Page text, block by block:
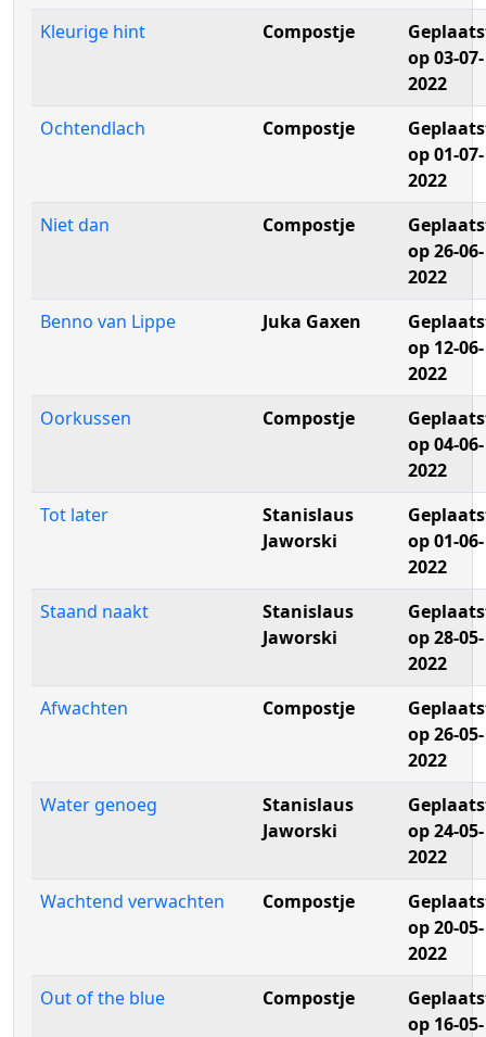
Kleurige hint
Compostje
op 03-07-
2022
Ochtendlach
Compostje
op 01-07-
2022
Niet dan
Compostje
op 26-06-
2022
Benno van Lippe
Juka Gaxen
op 12-06-
2022
Oorkussen
Compostje
op 04-06-
2022
Tot later
Stanislaus
Jaworski
op 01-06-
2022
Staand naakt
Stanislaus
Jaworski
op 28-05-
2022
Afwachten
Compostje
op 26-05-
2022
Water genoeg
Stanislaus
Jaworski
op 24-05-
2022
Wachtend verwachten
Compostje
op 20-05-
2022
Out of the blue
Compostje
op 16-05-